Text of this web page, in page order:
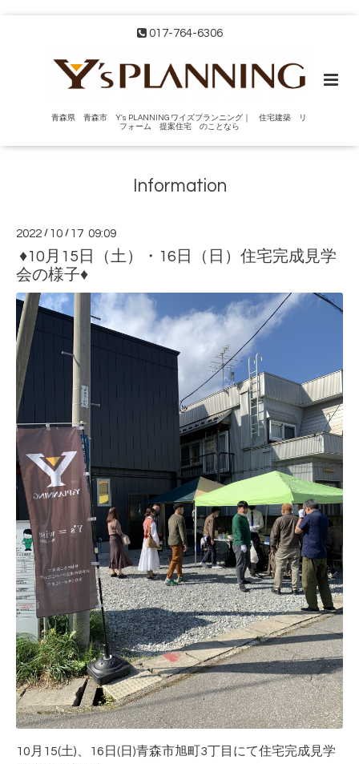
017-764-6306
青森県 青森市 Y's PLANNING ワイズプランニング｜ 住宅建築 リ
フォーム 提案住宅 のことなら
Information
2022 / 10 / 17 09:09
♦10月15日（土）・16日（日）住宅完成見学
会の様子♦
10月15(土)、16日(日)青森市旭町3丁目 にて住宅完成見学